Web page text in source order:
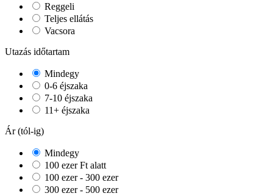
Reggeli
Teljes ellátás
Vacsora
Utazás időtartam
Mindegy
0-6 éjszaka
7-10 éjszaka
11+ éjszaka
Ár (tól-ig)
Mindegy
100 ezer Ft alatt
100 ezer - 300 ezer
300 ezer - 500 ezer